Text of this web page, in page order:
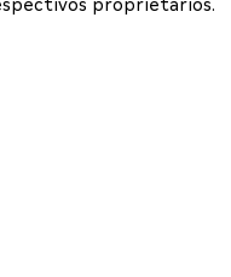
proprietários.